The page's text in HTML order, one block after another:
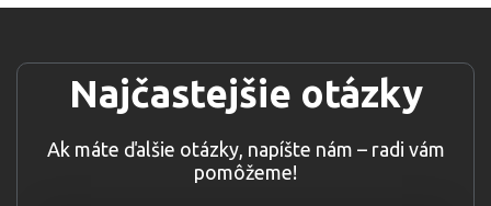
Najčastejšie otázky
Ak máte ďalšie otázky, napíšte nám – radi vám
pomôžeme!